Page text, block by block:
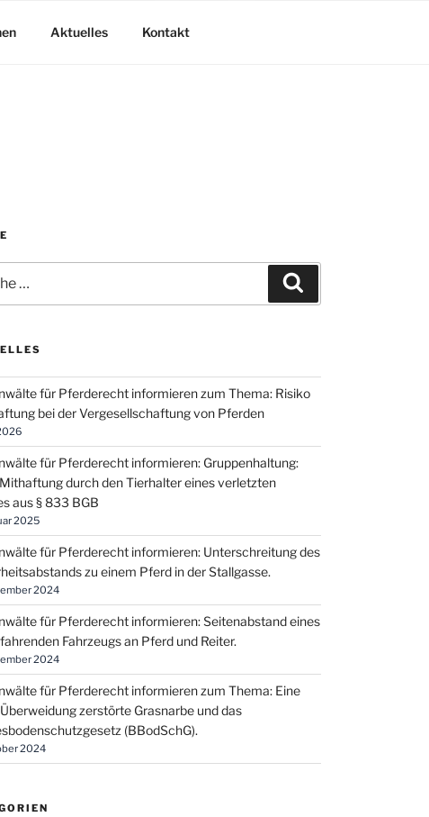
Aktuelles Kontakt
für Pferderecht informieren zum Thema: Risiko
bei der Vergesellschaftung von Pferden
für Pferderecht informieren: Gruppenhaltung:
durch den Tierhalter eines verletzten
aus § 833 BGB
2025
für Pferderecht informieren: Unterschreitung des
zu einem Pferd in der Stallgasse.
2024
für Pferderecht informieren: Seitenabstand eines
Fahrzeugs an Pferd und Reiter.
2024
für Pferderecht informieren zum Thema: Eine
zerstörte Grasnarbe und das
(BBodSchG).
2024